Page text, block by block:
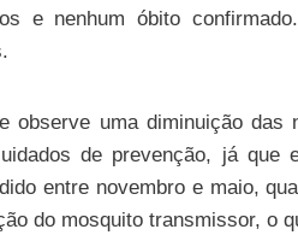
e nenhum óbito
observe uma diminuição
de prevenção, já que
entre novembro e maio,
do mosquito transmissor, o